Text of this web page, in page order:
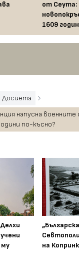
от Сеута:
1609
Досиета
напусна
по-късно?
на